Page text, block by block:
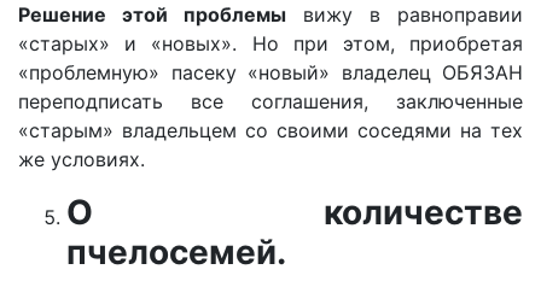
Решение этой проблемы вижу в равноправии
«старых» и «новых». Но при этом, приобретая
«проблемную» пасеку «новый» владелец ОБЯЗАН
переподписать все соглашения, заключенные
«старым» владельцем со своими соседями на тех
же условиях.
О количестве
пчелосемей.